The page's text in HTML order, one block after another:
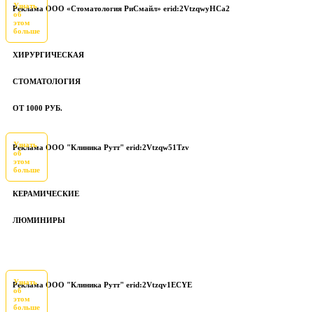
Реклама ООО «Стоматология РиСмайл» erid:2VtzqwyHCa2
Узнать
об
этом
больше
ХИРУРГИЧЕСКАЯ
СТОМАТОЛОГИЯ
ОТ 1000 РУБ.
Реклама ООО "Клиника Рутт" erid:2Vtzqw51Tzv
Узнать
об
этом
больше
КЕРАМИЧЕСКИЕ
ЛЮМИНИРЫ
Реклама ООО "Клиника Рутт" erid:2Vtzqv1ECYE
Узнать
об
этом
больше